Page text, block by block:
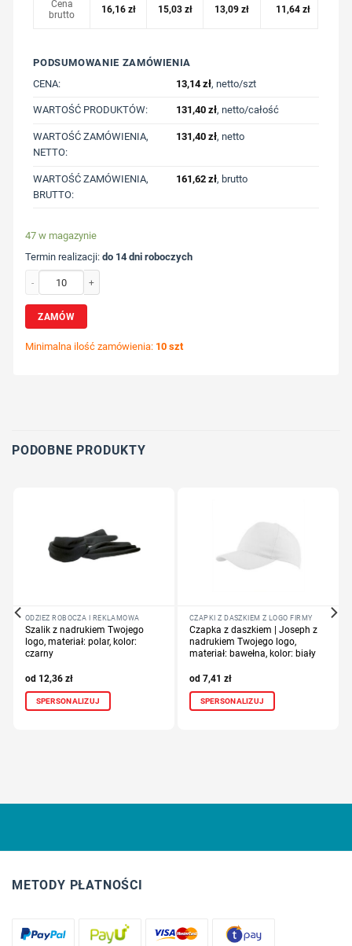
Cena
brutto
16,16 zł 15,03 zł 13,09zł 11,64zł
PODSUMOWANIE ZAMÓWIENIA
CENA:
13,14zł, netto/szt
WARTOŚĆ PRODUKTÓW: 131,40 zł, netto/całość
WARTOŚĆ ZAMÓWIENIA,
NETTO:
131,40 zł, netto
WARTOŚĆ ZAMÓWIENIA,
BRUTTO:
161,62 zł, brutto
47 w magazynie
Termin realizacji:do 14 dni roboczych
ZAMÓW
Minimalna ilość zamówienia: 10 szt
PODOBNE PRODUKTY
ODZIEŻ ROBOCZA I REKLAMOWA
Szalik z nadrukiem Twojego
logo, materiał: polar, kolor:
czarny
12,36 zł
SPERSONALIZUJ
CZAPKI Z DASZKIEM Z LOGO FIRMY
Czapka z daszkiem | Joseph z
nadrukiem Twojego logo,
materiał: bawełna, kolor: biały
7,41 zł
SPERSONALIZUJ
METODY PŁATNOŚCI